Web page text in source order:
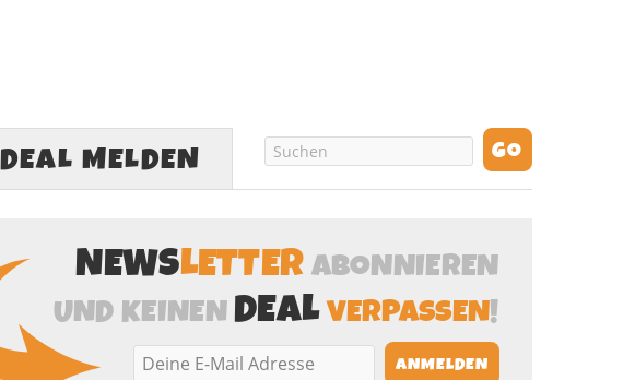
DEAL MELDEN
NEWSLETTERABONNIEREN
UND KEINENDEALVERPASSEN!